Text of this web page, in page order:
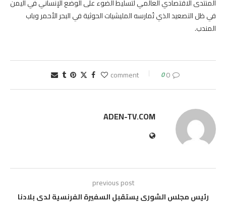
المنتدى الاقتصادي العالمي لتسليط الضوء على الوضع الإنساني في اليمن
في ظل التصعيد الذي تُمارسه المليشيات الحوثية في البحر الأحمر وباب
المندب.
0 comment
0
ADEN-TV.COM
previous post
رئيس مجلس الشورى يستقبل السفيرة الفرنسية لدى بلادنا